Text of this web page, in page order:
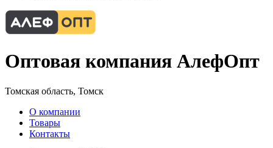
Оптовая компания АлефОпт
Томская область, Томск
О компании
Товары
Контакты